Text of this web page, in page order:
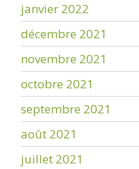
janvier 2022
décembre 2021
novembre 2021
octobre 2021
septembre 2021
août 2021
juillet 2021